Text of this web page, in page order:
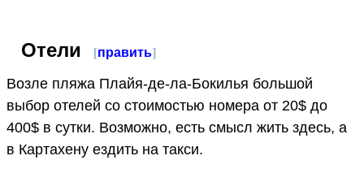
Отели [править]
Возле пляжа Плайя-де-ла-Бокилья большой
выбор отелей со стоимостью номера от 20$ до
400$ в сутки. Возможно, есть смысл жить здесь, а
в Картахену ездить на такси.